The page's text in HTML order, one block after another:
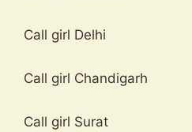
Call girl Delhi
Call girl Chandigarh
Call girl Surat